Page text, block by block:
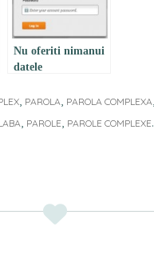
Nu oferiti nimanui
datele
cPanel!
PAROLA PAROLA COMPLEXA
PAROLE PAROLE COMPLEXE.